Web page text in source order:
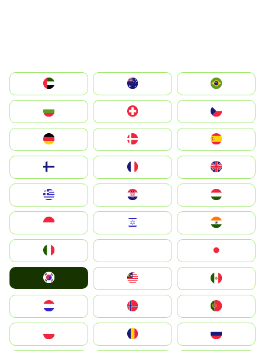
الإمارات العربية المتحدة
Switzerland
Deutschland
United Kingdom
Magyarország
South Korea